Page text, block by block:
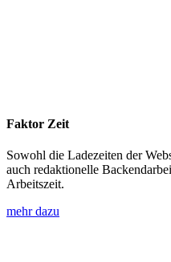
Faktor Zeit
Sowohl die Ladezeiten der
auch redaktionelle
Arbeitszeit.
mehr dazu